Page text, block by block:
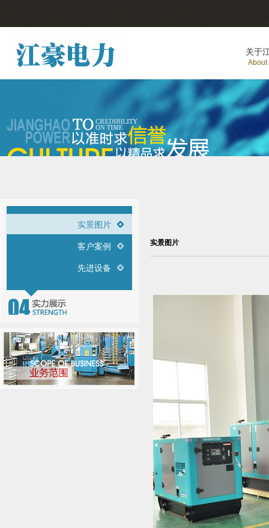
关于
About
实景图片
客户案例
先进设备
实景图片